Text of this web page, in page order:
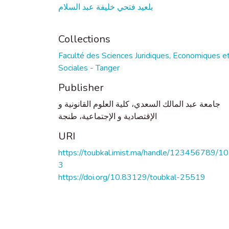
بلعيد فتحي خليفة عبد السلام
Collections
Faculté des Sciences Juridiques, Economiques
Sociales - Tanger
Publisher
جامعة عبد المالك السعدي، كلية العلوم القانونية و
الإقتصادية و الإجتماعية، طنجة
URI
https://toubkal.imist.ma/handle/123456789/
3
https://doi.org/10.83129/toubkal-25519